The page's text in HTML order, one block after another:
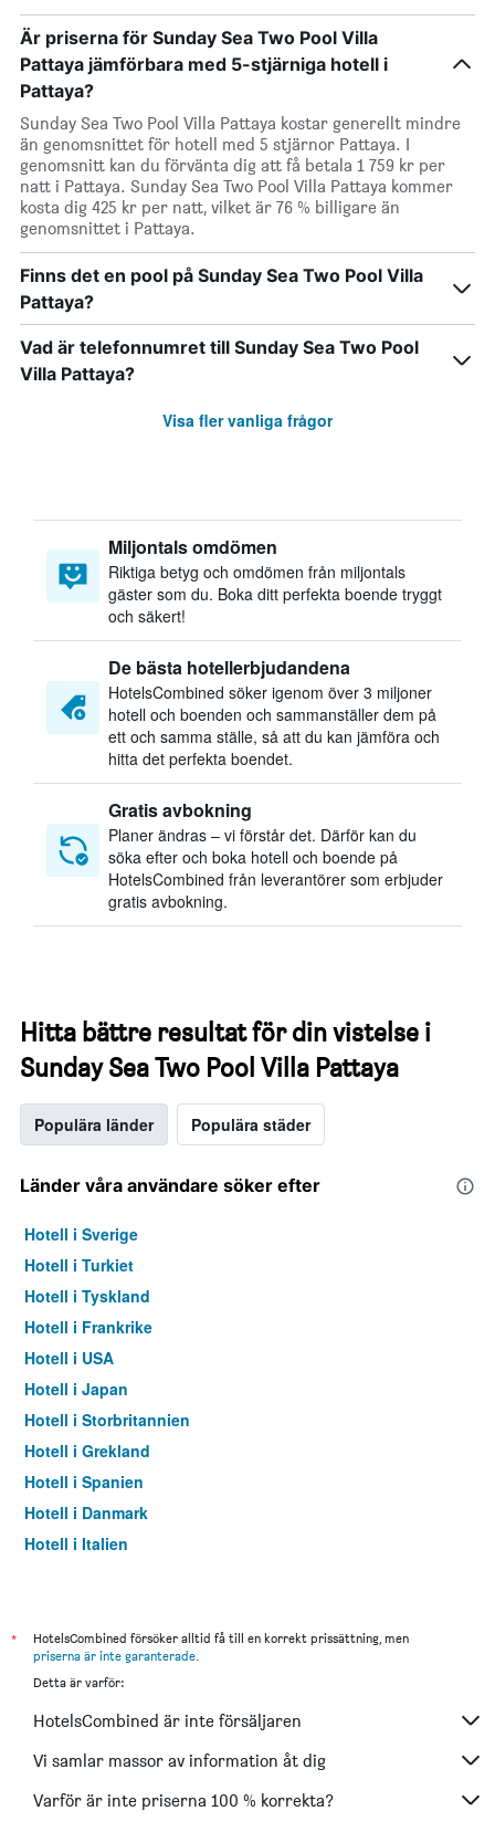
Är priserna för Sunday Sea Two Pool Villa
Pattaya jämförbara med 5-stjärniga hotell i
Pattaya?
Sunday Sea Two Pool Villa Pattaya kostar generellt mindre
än genomsnittet för hotell med 5 stjärnor Pattaya. I
genomsnitt kan du förvänta dig att få betala 1 759 kr per
natt i Pattaya. Sunday Sea Two Pool Villa Pattaya kommer
kosta dig 425 kr per natt, vilket är 76 % billigare än
genomsnittet i Pattaya.
Finns det en pool på Sunday Sea Two Pool Villa
Pattaya?
Vad är telefonnumret till Sunday Sea Two Pool
Villa Pattaya?
Visa fler vanliga frågor
Miljontals omdömen
Riktiga betyg och omdömen från miljontals
gäster som du. Boka ditt perfekta boende tryggt
och säkert!
De bästa hotellerbjudandena
HotelsCombined söker igenom över 3 miljoner
hotell och boenden och sammanställer dem på
ett och samma ställe, så att du kan jämföra och
hitta det perfekta boendet.
Gratis avbokning
Planer ändras – vi förstår det. Därför kan du
söka efter och boka hotell och boende på
HotelsCombined från leverantörer som erbjuder
gratis avbokning.
Hitta bättre resultat för din vistelse i
Sunday Sea Two Pool Villa Pattaya
Populära länder Populära städer
Länder våra användare söker efter
Hotell i Sverige
Hotell i Turkiet
Hotell i Tyskland
Hotell i Frankrike
Hotell i USA
Hotell i Japan
Hotell i Storbritannien
Hotell i Grekland
Hotell i Spanien
Hotell i Danmark
Hotell i Italien
*
HotelsCombined försöker alltid få till en korrekt prissättning, men
priserna är inte garanterade.
Detta är varför:
HotelsCombined är inte försäljaren
Vi samlar massor av information åt dig
Varför är inte priserna 100 % korrekta?